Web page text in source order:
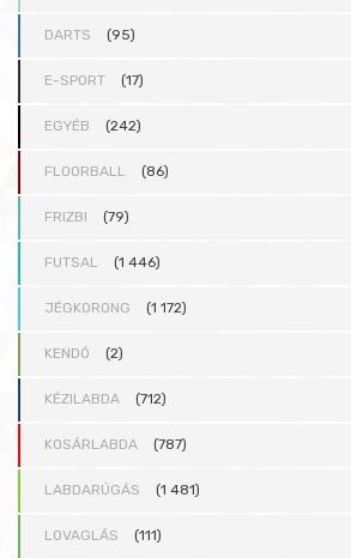
DARTS (95)
E-SPORT (17)
EGYÉB (242)
FLOORBALL (86)
FRIZBI (79)
FUTSAL (1 446)
JÉGKORONG (1 172)
KENDÓ (2)
KÉZILABDA (712)
KOSÁRLABDA (787)
LABDARÚGÁS (1 481)
LOVAGLÁS (111)